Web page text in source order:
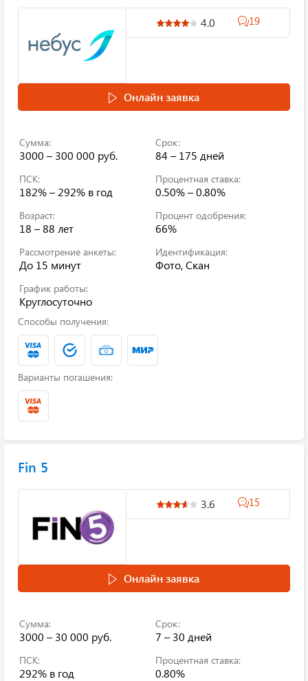
4.0 19
Онлайн заявка
Сумма:
3000 – 300 000 руб.
Срок:
84 – 175 дней
ПСК:
182% – 292% в год
Процентная ставка:
0.50% – 0.80%
Возраст:
18 – 88 лет
Процент одобрения:
66%
Рассмотрение анкеты:
До 15 минут
Идентификация:
Фото, Скан
График работы:
Круглосуточно
Способы получения:
Варианты погашения:
Fin 5
3.6 15
Онлайн заявка
Сумма:
3000 – 30 000 руб.
Срок:
7 – 30 дней
ПСК:
292% в год
Процентная ставка:
0.80%